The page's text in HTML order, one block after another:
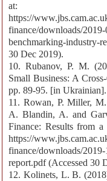
at:
https://
finance/downloads/
benchmarking-industry-
30 Dec 2019).
10. Rubanov, P. M.
Small Business: A
pp. 89-95. [in Ukrainian].
11. Rowan, P. Miller,
A. Blandin, A. and
Finance: Results from
https://
finance/downloads/
report.pdf (Accessed 30
12. Kolinets, L. B.